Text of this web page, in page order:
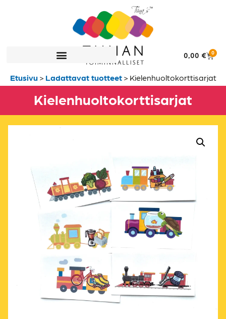
0,00 € 0
Etusivu> Ladattavat tuotteet> Kielenhuolto­korttisarjat
Kielenhuolto­korttisarjat